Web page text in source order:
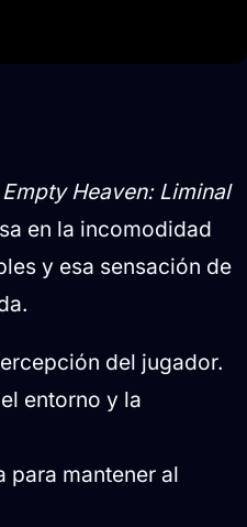
Empty Heaven: Liminal
en la incomodidad
y esa sensación de
del jugador.
entorno y la
para mantener al